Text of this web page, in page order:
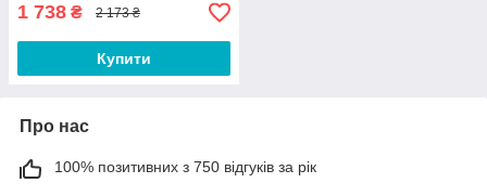
1 738 ₴ 2 173 ₴
Купити
Про нас
100% позитивних з 750 відгуків за рік